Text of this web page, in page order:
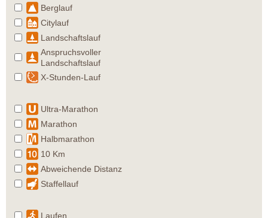
Berglauf
Citylauf
Landschaftslauf
Anspruchsvoller
Landschaftslauf
X-Stunden-Lauf
Ultra-Marathon
Marathon
Halbmarathon
10 Km
Abweichende Distanz
Staffellauf
Laufen